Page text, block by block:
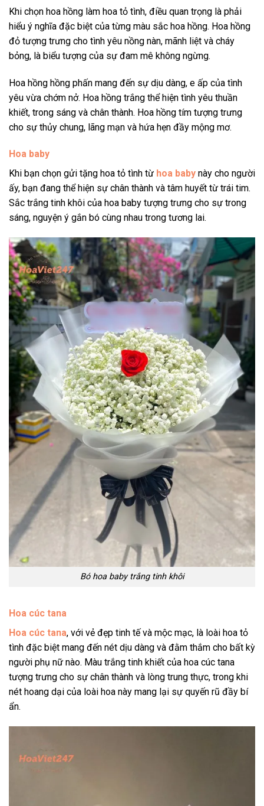
Khi chọn hoa hồng làm hoa tỏ tình, điều quan trọng là phải
hiểu ý nghĩa đặc biệt của từng màu sắc hoa hồng. Hoa hồng
đỏ tượng trưng cho tình yêu nồng nàn, mãnh liệt và cháy
bỏng, là biểu tượng của sự đam mê không ngừng.
Hoa hồng hồng phấn mang đến sự dịu dàng, e ấp của tình
yêu vừa chớm nở. Hoa hồng trắng thể hiện tình yêu thuần
khiết, trong sáng và chân thành. Hoa hồng tím tượng trưng
cho sự thủy chung, lãng mạn và hứa hẹn đầy mộng mơ.
Hoa baby
Khi bạn chọn gửi tặng hoa tỏ tình từ hoa baby này cho người
ấy, bạn đang thể hiện sự chân thành và tâm huyết từ trái tim.
Sắc trắng tinh khôi của hoa baby tượng trưng cho sự trong
sáng, nguyện ý gắn bó cùng nhau trong tương lai.
Bó hoa baby trắng tinh khôi
Hoa cúc tana
Hoa cúc tana, với vẻ đẹp tinh tế và mộc mạc, là loài hoa tỏ
tình đặc biệt mang đến nét dịu dàng và đằm thắm cho bất kỳ
người phụ nữ nào. Màu trắng tinh khiết của hoa cúc tana
tượng trưng cho sự chân thành và lòng trung thực, trong khi
nét hoang dại của loài hoa này mang lại sự quyến rũ đầy bí
ẩn.